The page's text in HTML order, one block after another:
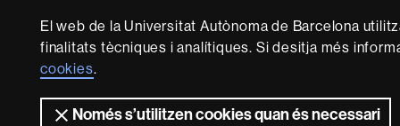
El web de la Universitat Autònoma de Barcelona
finalitats tècniques i analítiques. Si desitja més
cookies.
Només s’utilitzen cookies quan és necessari
Sobre
aquest
web